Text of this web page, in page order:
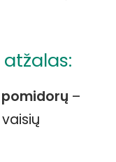
–